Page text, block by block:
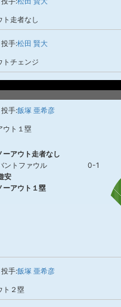
ト走者なし
投手:松田 賢大
トチェンジ
投手:飯塚 亜希彦
ウト１塁
ーアウト走者なし
ントファウル 0-1
安
ーアウト１塁
投手:飯塚 亜希彦
ト２塁